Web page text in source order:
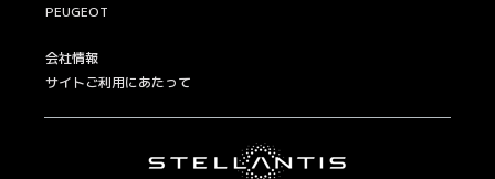
PEUGEOT
会社情報
サイトご利用にあたって